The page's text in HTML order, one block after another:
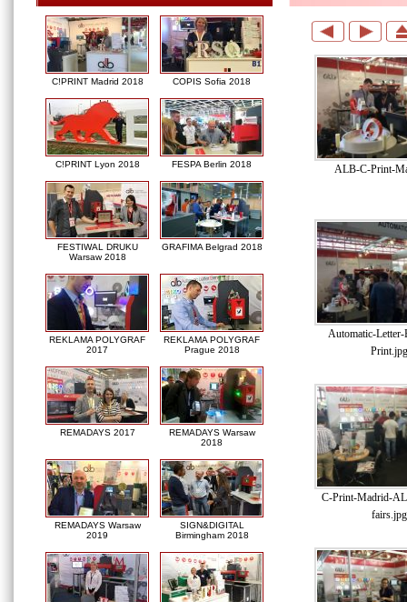
C!PRINT Madrid 2018 COPIS Sofia 2018
C!PRINT Lyon 2018 FESPA Berlin 2018
FESTIWAL DRUKU
Warsaw 2018
GRAFIMA Belgrad 2018
REKLAMA POLYGRAF
2017
REKLAMA POLYGRAF
Prague 2018
REMADAYS 2017
REMADAYS Warsaw
2018
REMADAYS Warsaw
2019
SIGN&DIGITAL
Birmingham 2018
ALB-C-Print-
Automatic-
Print.jpg
C-Print-Madrid-
fairs.jpg